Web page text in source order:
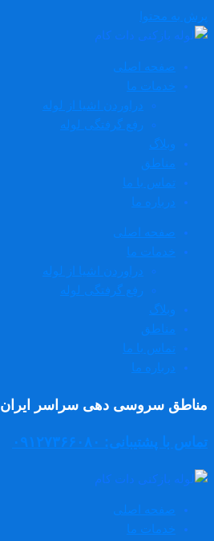
پرش به محتوا
صفحه اصلی
خدمات ما
دراوردن اشیا از لوله
رفع گرفتگی لوله
وبلاگ
مناطق
تماس با ما
درباره ما
صفحه اصلی
خدمات ما
دراوردن اشیا از لوله
رفع گرفتگی لوله
وبلاگ
مناطق
تماس با ما
درباره ما
مناطق سروسی دهی سراسر ایران
تماس با پشتیبانی: ۰۹۱۲۷۳۶۶۰۸۰
صفحه اصلی
خدمات ما